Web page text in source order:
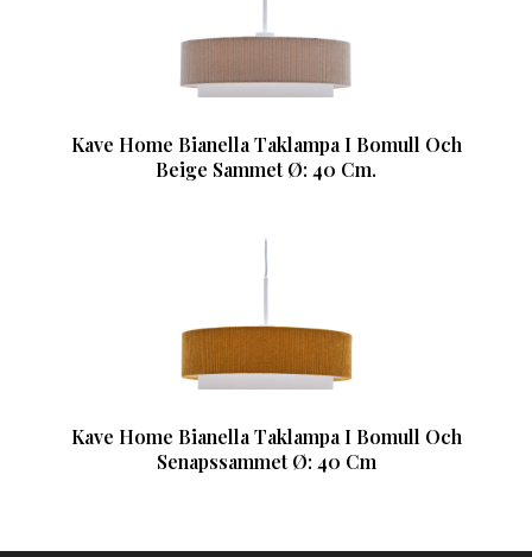
Kave Home Bianella Taklampa I Bomull Och
Beige Sammet Ø: 40 Cm.
Kave Home Bianella Taklampa I Bomull Och
Senapssammet Ø: 40 Cm